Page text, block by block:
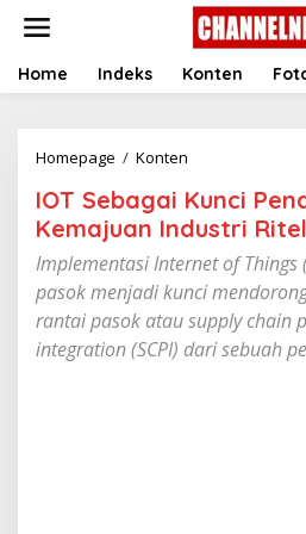
t
Home Indeks Konten
Homepage / Konten
T
S
e
b
a
a
i
IOT Sebagai Kunci
Kemajuan Industri
Implementasi Internet of
pasok menjadi kunci
rantai pasok atau supply chain
integration (SCPI) dari sebuah